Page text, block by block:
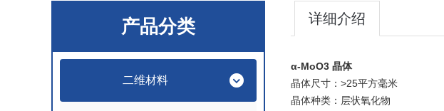
产品分类
二维材料
详细介绍
α-MoO3 晶体
晶体尺寸：>25平方毫米
晶体种类：层状氧化物